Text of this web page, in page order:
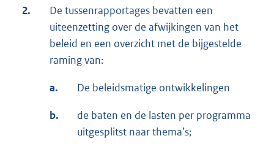
2.
De tussenrapportages bevatten een
uiteenzetting over de afwijkingen van het
beleid en een overzicht met de bijgestelde
raming van:
a. De beleidsmatige ontwikkelingen
b.
de baten en de lasten per programma
uitgesplitst naar thema’s;